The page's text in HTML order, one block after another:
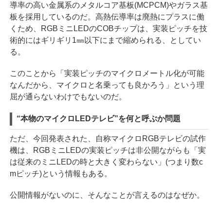
導率の高い金属系のメタルコア基板(MCPCM)やガラス基
板を採用しているのだ。高熱伝導率は廃熱にプラスに働
くため、RGBミニLEDのCOBチップは、実装ピッチを技
術的にはギリギリ1㎜以下にまで縮められる、としてい
る。
このことから「実装ピッチのマイクロメートル化が可能
なんだから、マイクロと名乗っても良かろう」という理
屈が通らないわけでもないのだ。
“本物のマイクロLEDテレビ”を何と呼ぶか問題
ただ、今回発表された、自称マイクロRGBテレビの試作
機は、RGBミニLEDの実装ピッチは非公開ながらも「実
は従来のミニLEDの時と大きく変わらない」(つまり数c
mピッチ)という情報もある。
公開情報がないのに、そんなことが言えるのはなぜか。